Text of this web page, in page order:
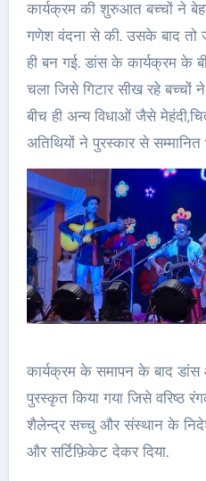
कार्यक्रम की शुरुआत बच्चों ने
गणेश वंदना से की. उसके बाद तो
ही बन गई. डांस के कार्यक्रम के
चला जिसे गिटार सीख रहे बच्चों
बीच ही अन्य विधाओं जैसे
अतिथियों ने पुरस्कार से सम्मानित
कार्यक्रम के समापन के बाद
पुरस्कृत किया गया जिसे वरिष्ठ
शैलेन्द्र सच्चु और संस्थान के
और सर्टिफ़िकेट देकर दिया.